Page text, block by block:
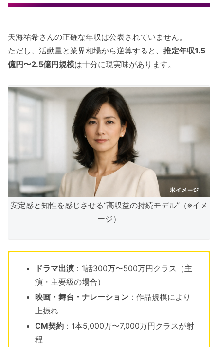
天海祐希さんの正確な年収は公表されていません。
ただし、活動量と業界相場から逆算すると、 推定年収1.5
億円〜2.5億円規模は十分に現実味があります。
安定感と知性を感じさせる“高収益の持続モデル”（※イメ
ージ）
ドラマ出演 ：1話300万〜500万円クラス（主
演・主要級の場合）
映画・舞台・ナレーション ：作品規模により
上振れ
CM契約 ：1本5,000万〜7,000万円クラスが射
程